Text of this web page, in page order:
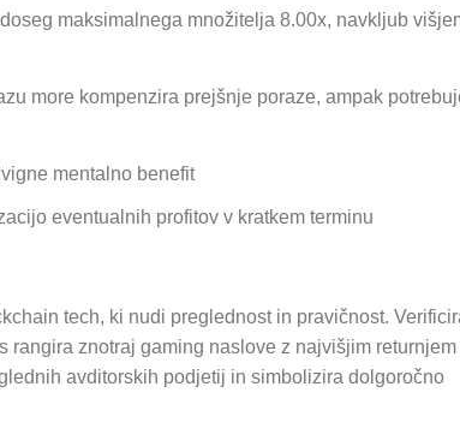
maksimalnega množitelja 8.00x, navkljub
more kompenzira prejšnje poraze, ampak
mentalno benefit
eventualnih profitov v kratkem terminu
tech, ki nudi preglednost in pravičnost.
rangira znotraj gaming naslove z najvišjim returnjem
avditorskih podjetij in simbolizira dolgoročno